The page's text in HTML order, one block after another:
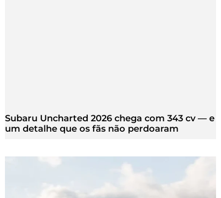
Subaru Uncharted 2026 chega com 343 cv — e
um detalhe que os fãs não perdoaram